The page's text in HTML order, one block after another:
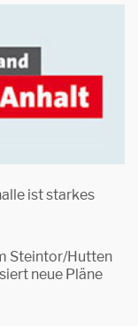
ist starkes
Steintor/Hutten
neue Pläne